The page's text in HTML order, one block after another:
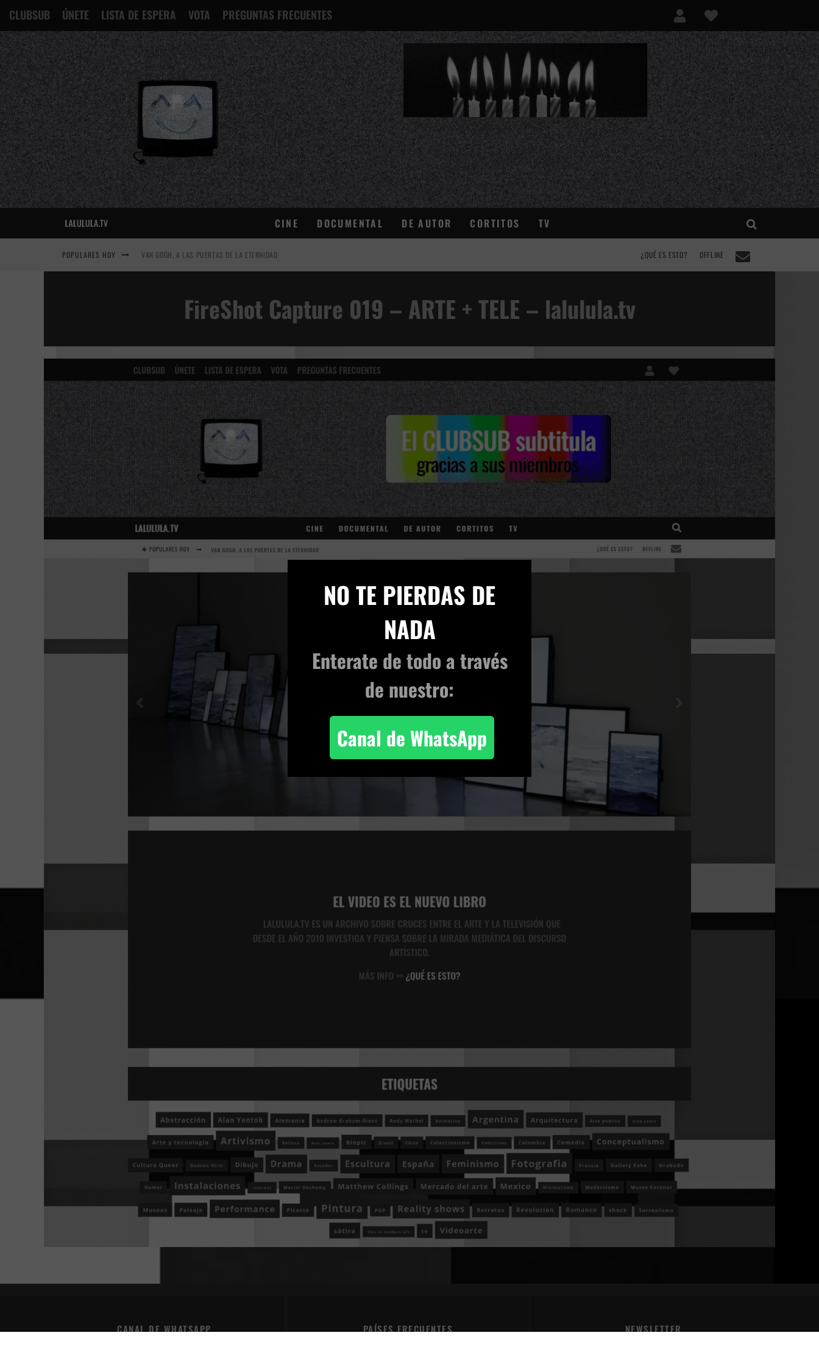
CLUBSUB ÚNETE LISTA DE ESPERA VOTA PREGUNTAS FRECUENTES
¿QUÉ ES ESTO?
CINE DOCUMENTAL DE AUTOR CORTITOS TV
POPULARES HOY VAN GOGH, A LAS PUERTAS DE LA ETERNIDAD
DONNA HARAWAY: CUENTOS PARA LA SUPERVIVENCIA TERRENAL
¿QUÉ ES ESTO? OFFLINE
FireShot Capture 019 – ARTE + TELE – lalulula.tv
CANAL DE WHATSAPP PAÍSES FRECUENTES NEWSLETTER
NO TE PIERDAS DE
NADA
Enterate de todoa través
de nuestro:
Canal de WhatsApp